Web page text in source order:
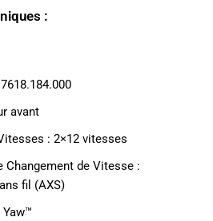
:
avant
: 2×12 vitesses
Changement de Vitesse :
fil (AXS)